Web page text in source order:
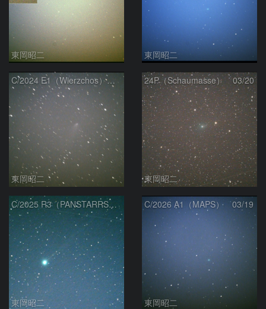
東岡昭二 東岡昭二
C/2024 E1（Wierzchos） 03/21
東岡昭二
24P（Schaumasse） 03/20
東岡昭二
C/2025 R3（PANSTARRS） 03/20
東岡昭二
C/2026 A1（MAPS） 03/19
東岡昭二